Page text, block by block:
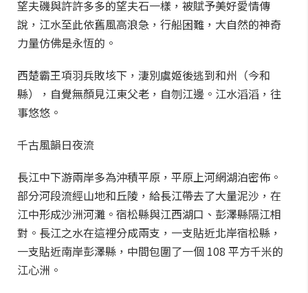
望夫磯與許許多多的望夫石一樣，被賦予美好愛情傳
說，江水至此依舊風高浪急，行船困難，大自然的神奇
力量仿佛是永恆的。
西楚霸王項羽兵敗垓下，淒別虞姬後逃到和州（今和
縣），自覺無顏見江東父老，自刎江邊。江水滔滔，往
事悠悠。
千古風韻日夜流
長江中下游兩岸多為沖積平原，平原上河網湖泊密佈。
部分河段流經山地和丘陵，給長江帶去了大量泥沙，在
江中形成沙洲河灘。宿松縣與江西湖口、彭澤縣隔江相
對。長江之水在這裡分成兩支，一支貼近北岸宿松縣，
一支貼近南岸彭澤縣，中間包圍了一個 108 平方千米的
江心洲。